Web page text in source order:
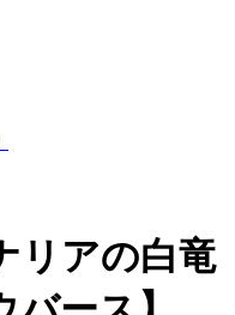
リアの白竜